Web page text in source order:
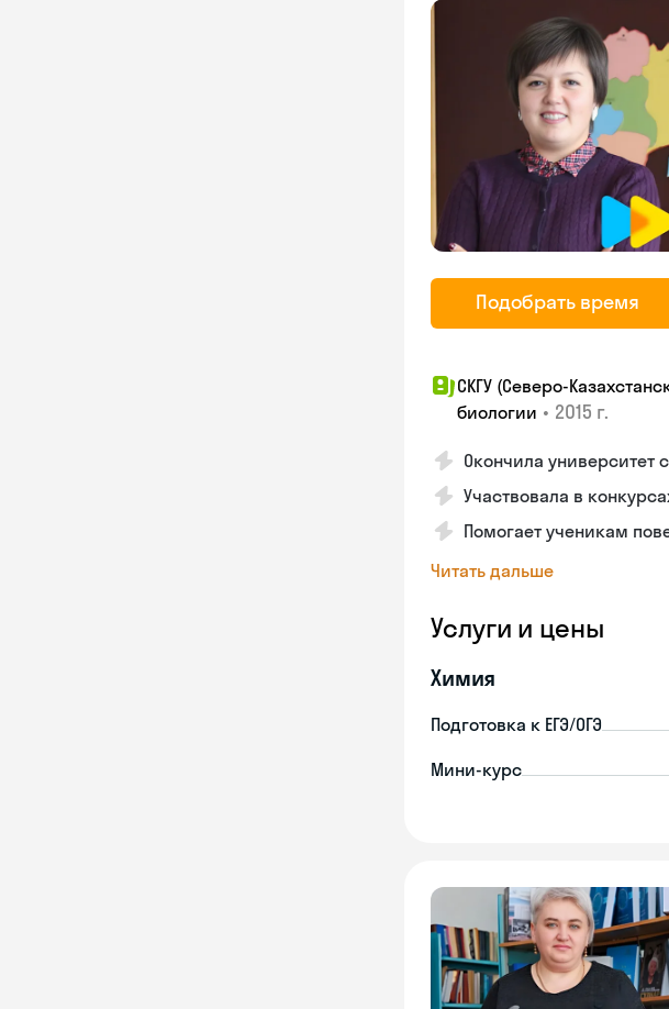
Подобрать время
СКГУ (Северо-
биологии • 2015 г.
Окончила университет
Участвовала в
Помогает ученикам
Читать дальше
Услуги и цены
Химия
Подготовка к ЕГЭ/ОГЭ
Мини-курс